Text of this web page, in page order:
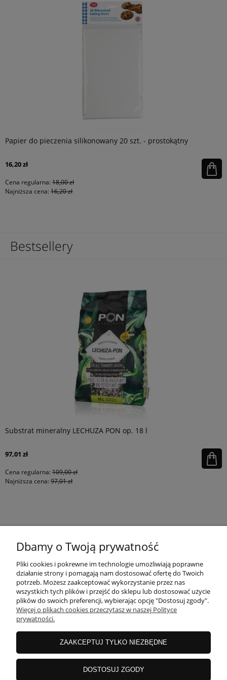
Papier do pieczenia silikonowany 20 szt. - prostokątny
16,20 zł
Cena regularna: 18,00 zł
Najniższa cena: 16,20 zł
Bestsellery
Substrat mineralny LECHUZA PON op. 18 l
97,01 zł
Cena regularna: 109,00 zł
Najniższa cena: 97,01 zł
MOJE KONTO
PŁATNOŚCI I DOSTAWA
INFORMACJE
INSTRUKCJE
Dbamy o Twoją prywatność
Pliki cookies i pokrewne im technologie umożliwiają poprawne
działanie strony i pomagają nam dostosować ofertę do Twoich
potrzeb. Możesz zaakceptować wykorzystanie przez nas
wszystkich tych plików i przejść do sklepu lub dostosować użycie
plików do swoich preferencji, wybierając opcję "Dostosuj zgody".
Więcej o plikach cookies przeczytasz w naszej Polityce
prywatności.
ZAAKCEPTUJ TYLKO NIEZBĘDNE
DOSTOSUJ ZGODY